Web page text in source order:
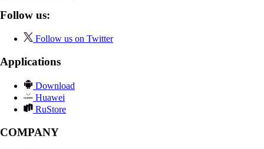
Follow us:
Follow us on Twitter
Applications
Download
Huawei
RuStore
COMPANY